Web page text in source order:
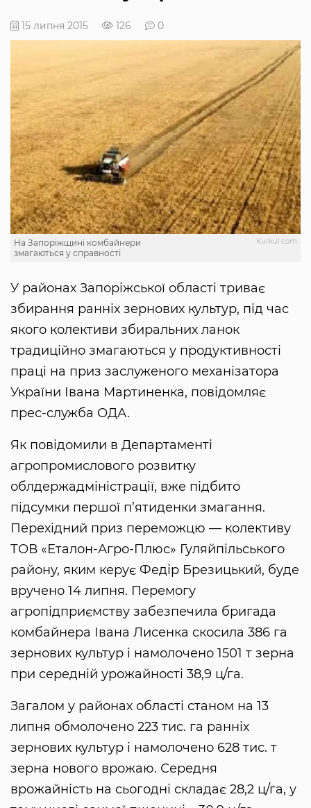
15 липня 2015 126 0
Kurkul.com
На Запоріжщині комбайнери
змагаються у справності
У районах Запоріжської області триває
збирання ранніх зернових культур, під час
якого колективи збиральних ланок
традиційно змагаються у продуктивності
праці на приз заслуженого механізатора
України Івана Мартиненка, повідомляє
прес-служба ОДА.
Як повідомили в Департаменті
агропромислового розвитку
облдержадміністрації, вже підбито
підсумки першої п’ятиденки змагання.
Перехідний приз переможцю — колективу
ТОВ «Еталон-Агро-Плюс» Гуляйпільського
району, яким керує Федір Брезицький, буде
вручено 14 липня. Перемогу
агропідприємству забезпечила бригада
комбайнера Івана Лисенка скосила 386 га
зернових культур і намолочено 1501 т зерна
при середній урожайності 38,9 ц/га.
Загалом у районах області станом на 13
липня обмолочено 223 тис. га ранніх
зернових культур і намолочено 628 тис. т
зерна нового врожаю. Середня
врожайність на сьогодні складає 28,2 ц/га, у